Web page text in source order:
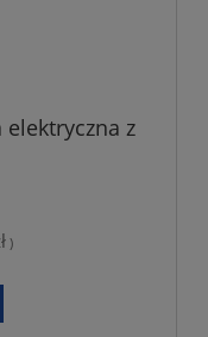
elektryczna z
)